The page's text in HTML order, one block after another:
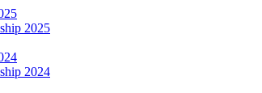
2025
2024